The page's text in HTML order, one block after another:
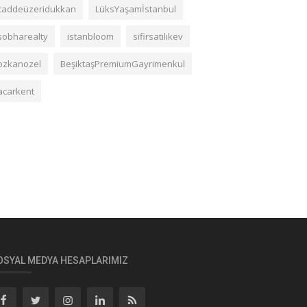
LüksYaşamİstanbul
istanbloom sifirsatılıkev
BeşiktaşPremiumGayrimenkul
MEDYA HESAPLARIMIZ